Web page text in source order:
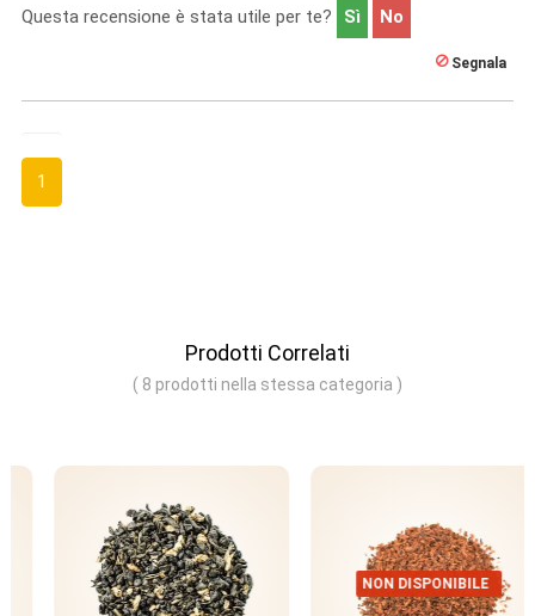
Questa recensione è stata utile per te? Sì No
Segnala
1
Prodotti Correlati
( 8 prodotti nella stessa categoria )
NON DISPONIBILE